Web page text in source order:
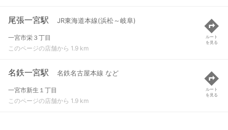
尾張一宮駅 JR東海道本線(浜松～岐阜)
一宮市栄３丁目
このページの店舗から 1.9 km
ルート
を見る
名鉄一宮駅 名鉄名古屋本線 など
一宮市新生１丁目
このページの店舗から 1.9 km
ルート
を見る